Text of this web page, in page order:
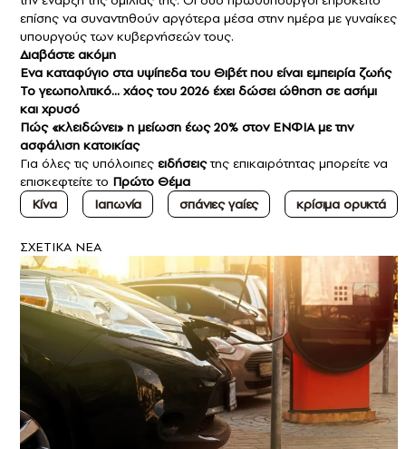
επίσης να συναντηθούν αργότερα μέσα στην ημέρα με γυναίκες
υπουργούς των κυβερνήσεών τους.
Διαβάστε ακόμη
Ενα καταφύγιο στα υψίπεδα του Θιβέτ που είναι εμπειρία ζωής
Το γεωπολιτικό… χάος του 2026 έχει δώσει ώθηση σε ασήμι
και χρυσό
Πώς «κλειδώνει» η μείωση έως 20% στον ΕΝΦΙΑ με την
ασφάλιση κατοικίας
Για όλες τις υπόλοιπες ειδήσειςτης επικαιρότητας μπορείτε να
επισκεφτείτε το Πρώτο Θέμα
Κίνα
Ιαπωνία σπάνιες γαίες κρίσιμα ορυκτά
ΣXETIKA NEA